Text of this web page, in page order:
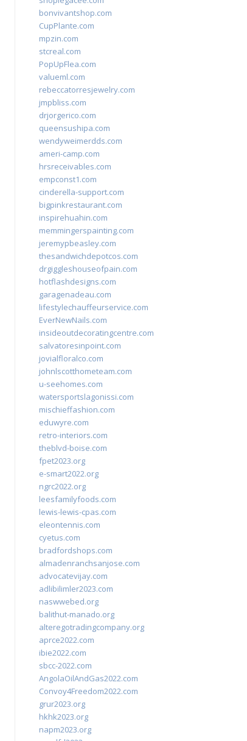
bonvivantshop.com
CupPlante.com
mpzin.com
stcreal.com
PopUpFlea.com
valueml.com
rebeccatorresjewelry.com
jmpbliss.com
drjorgerico.com
queensushipa.com
wendyweimerdds.com
ameri-camp.com
hrsreceivables.com
empconst1.com
cinderella-support.com
bigpinkrestaurant.com
inspirehuahin.com
memmingerspainting.com
jeremypbeasley.com
thesandwichdepotcos.com
drgiggleshouseofpain.com
hotflashdesigns.com
garagenadeau.com
lifestylechauffeurservice.com
EverNewNails.com
insideoutdecoratingcentre.com
salvatoresinpoint.com
jovialfloralco.com
johnlscotthometeam.com
u-seehomes.com
watersportslagonissi.com
mischieffashion.com
eduwyre.com
retro-interiors.com
theblvd-boise.com
fpet2023.org
e-smart2022.org
ngrc2022.org
leesfamilyfoods.com
lewis-lewis-cpas.com
eleontennis.com
cyetus.com
bradfordshops.com
almadenranchsanjose.com
advocatevijay.com
adlibilimler2023.com
naswwebed.org
balithut-manado.org
alteregotradingcompany.org
aprce2022.com
ibie2022.com
sbcc-2022.com
AngolaOilAndGas2022.com
Convoy4Freedom2022.com
grur2023.org
hkhk2023.org
napm2023.org